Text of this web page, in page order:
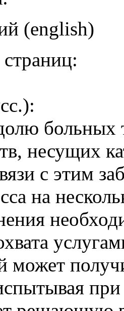
(english)
больных
несущих
с этим
на
может